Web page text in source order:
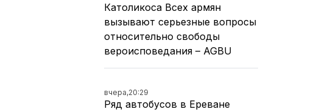
Католикоса Всех армян
вызывают серьезные вопросы
относительно свободы
вероисповедания – AGBU
вчера,20:29
Ряд автобусов в Ереване